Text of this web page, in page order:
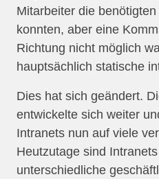
Mitarbeiter die
konnten, aber eine
Richtung nicht möglich
hauptsächlich statische
Dies hat sich geändert.
entwickelte sich weiter
Intranets nun auf viele
Heutzutage sind
unterschiedliche